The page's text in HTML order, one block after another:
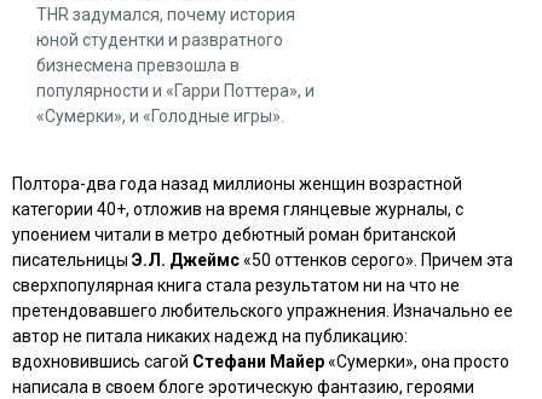
THR задумался, почему история
юной студентки и развратного
бизнесмена превзошла в
популярности и «Гарри Поттера», и
«Сумерки», и «Голодные игры».
Полтора-два года назад миллионы женщин возрастной
категории 40+, отложив на время глянцевые журналы, с
упоением читали в метро дебютный роман британской
писательницы Э.Л. Джеймс«50 оттенков серого» . Причем эта
сверхпопулярная книга стала результатом ни на что не
претендовавшего любительского упражнения. Изначально ее
автор не питала никаких надежд на публикацию:
вдохновившись сагой Стефани Майер«Сумерки», она просто
написала в своем блоге эротическую фантазию, героями